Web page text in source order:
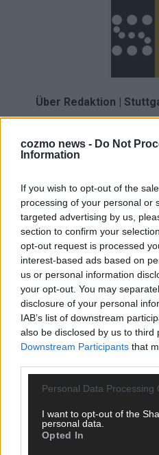
cozmo news - Do Not
Information
If you wish to opt-out of the
processing of your personal or
targeted advertising by us,
section to confirm your
opt-out request is processed
interest-based ads based on
us or personal information
your opt-out. You may
disclosure of your personal
IAB’s list of downstream
also be disclosed by us to third
Downstream Participants that
Personal Data Processing
I want to opt-out of the
personal data.
Opted In
Über Redaktion |
Nachrichtenplattform mit Sitz
berichtet fundiert, verständlich
Erzählformen – klar,
JETZT ANGESAGT
EXTRA